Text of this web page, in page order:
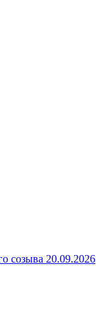
созыва 20.09.2026